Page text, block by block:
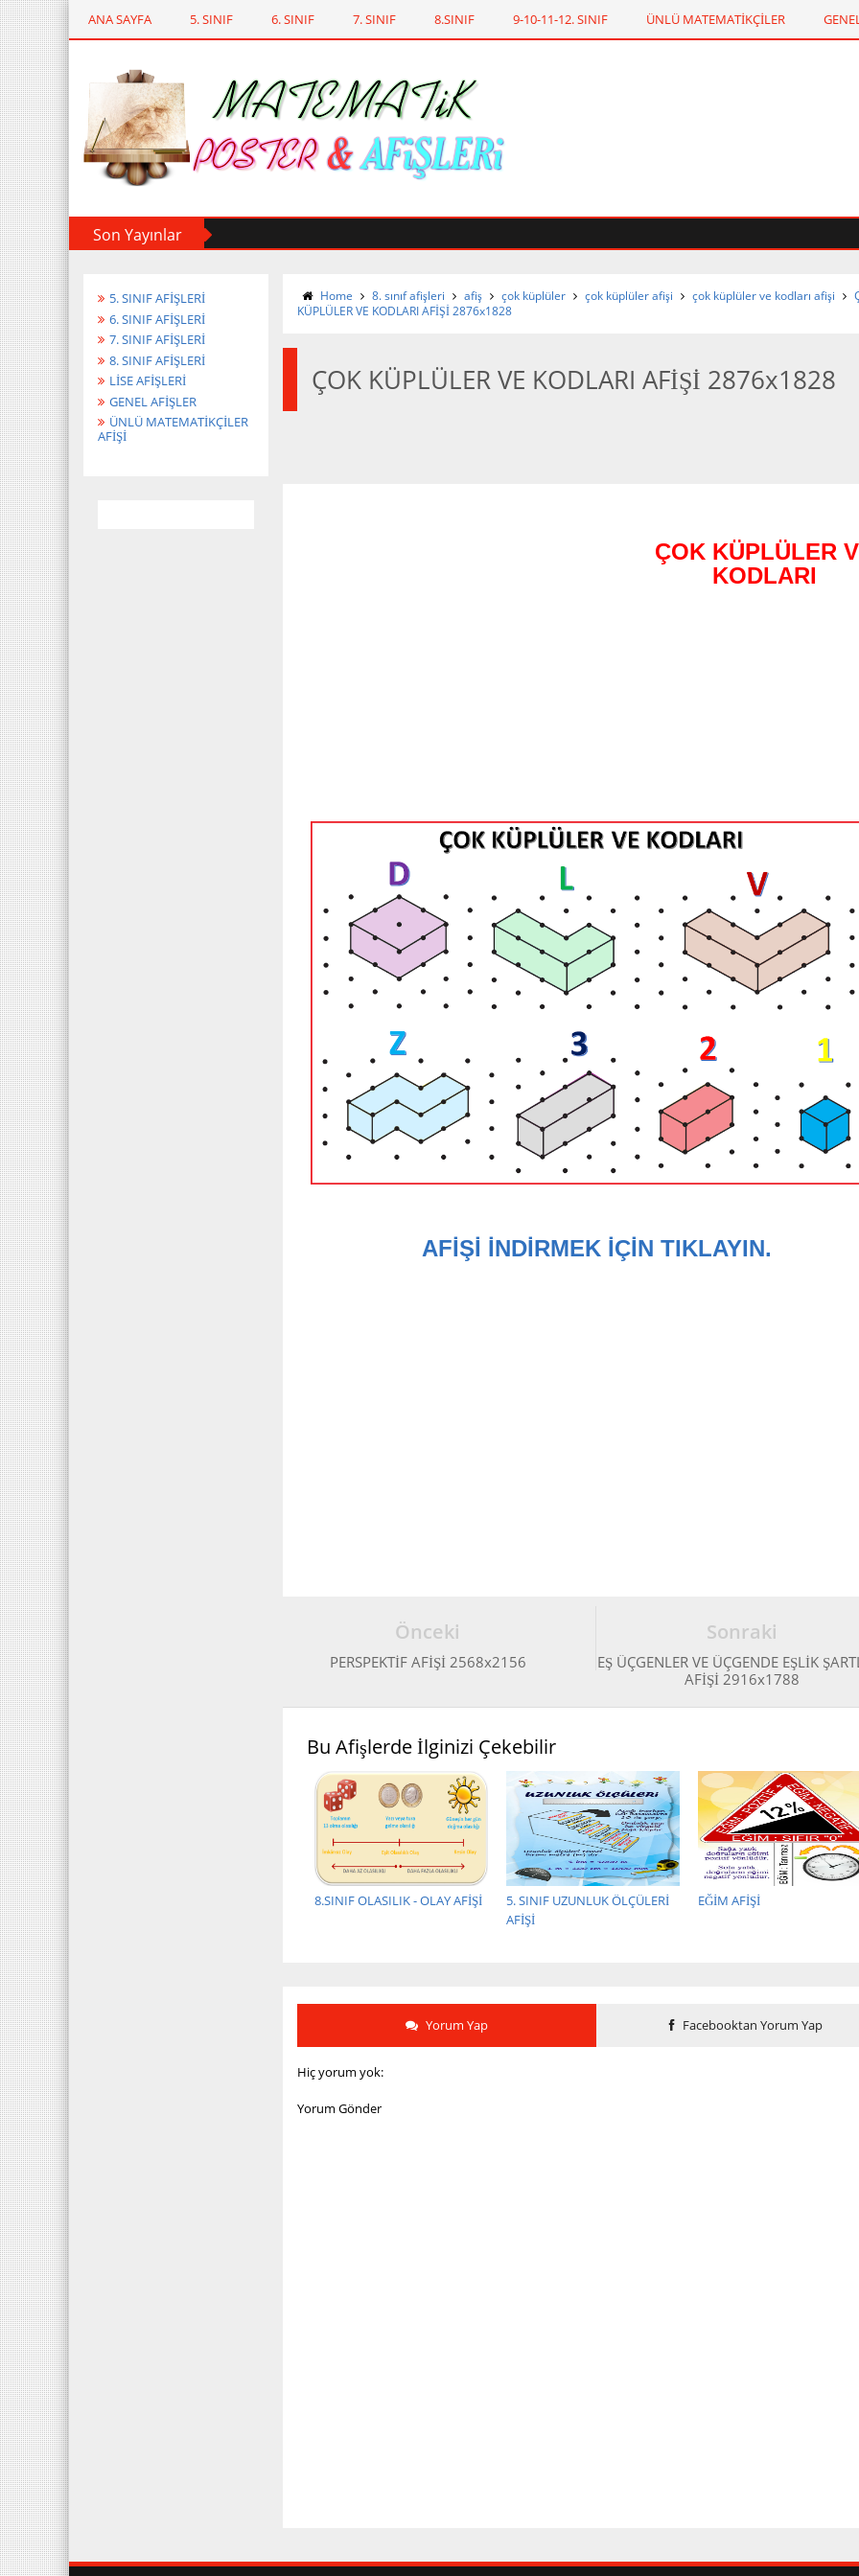
ANA SAYFA 5. SINIF 6. SINIF 7. SINIF 8.SINIF 9-10-11-12. SINIF ÜNLÜ MATEMATİKÇİLER
Son Yayınlar
5. SINIF AFİŞLERİ
6. SINIF AFİŞLERİ
7. SINIF AFİŞLERİ
8. SINIF AFİŞLERİ
LİSE AFİŞLERİ
GENEL AFİŞLER
ÜNLÜ MATEMATİKÇİLER
AFİŞİ
Home 8. sınıf afişleri afiş çok küplüler çok küplüler afişi çok küplüler ve kodları afişi
KÜPLÜLER VE KODLARI AFİŞİ 2876x1828
ÇOK KÜPLÜLER VE KODLARI AFİŞİ 2876x1828
ÇOK KÜPLÜLER
KODLARI
AFİŞİ İNDİRMEK İÇİN TIKLAYIN.
Sonraki
EŞ ÜÇGENLER VE ÜÇGENDE EŞLİK
AFİŞİ 2916x1788
Önceki
PERSPEKTİF AFİŞİ 2568x2156
Bu Afişlerde İlginizi Çekebilir
EĞİM AFİŞİ
5. SINIF UZUNLUK ÖLÇÜLERİ
AFİŞİ
8.SINIF OLASILIK - OLAY AFİŞİ
Yorum Yap Facebooktan Yorum Yap
Hiç yorum yok:
Yorum Gönder